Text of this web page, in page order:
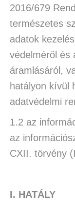
2016/679
természetes
adatok
védelméről és
áramlásáról,
hatályon kívül
adatvédelmi
1.2 az
az
CXII. törvény
I. HATÁLY